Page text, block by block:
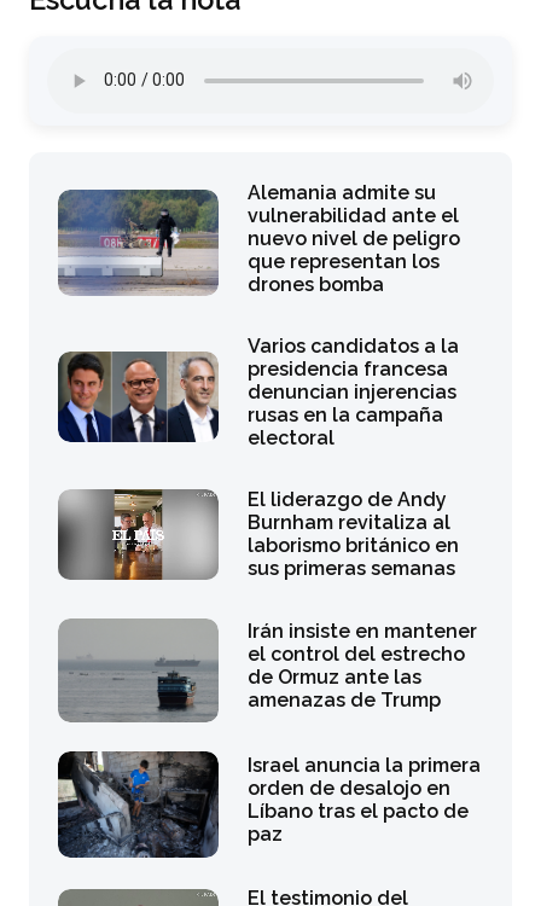
Alemania admite su
vulnerabilidad ante el
nuevo nivel de peligro
que representan los
drones bomba
Varios candidatos a la
presidencia francesa
denuncian injerencias
rusas en la campaña
electoral
El liderazgo de Andy
Burnham revitaliza al
laborismo británico en
sus primeras semanas
Irán insiste en mantener
el control del estrecho
de Ormuz ante las
amenazas de Trump
Israel anuncia la primera
orden de desalojo en
Líbano tras el pacto de
paz
El testimonio del